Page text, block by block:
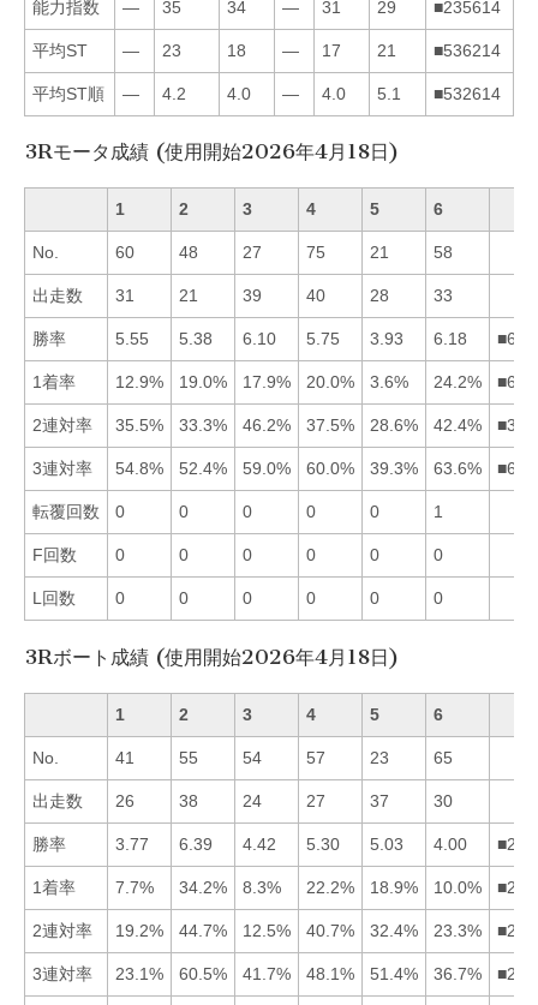
能力指数 — 35 34 — 31 29 ■235614
平均ST — 23 18 — 17 21 ■536214
平均ST順 — 4.2 4.0 — 4.0 5.1 ■532614
3Rモータ成績 (使用開始2026年4月18日)
1 2 3 4 5 6
No. 60 48 27 75 21 58
出走数 31 21 39 40 28 33
勝率 5.55 5.38 6.10 5.75 3.93 6.18
1着率 12.9% 19.0% 17.9% 20.0% 3.6% 24.2%
2連対率 35.5% 33.3% 46.2% 37.5% 28.6% 42.4%
3連対率 54.8% 52.4% 59.0% 60.0% 39.3% 63.6%
転覆回数 0 0 0 0 0 1
F回数 0 0 0 0 0 0
L回数 0 0 0 0 0 0
3Rボート成績 (使用開始2026年4月18日)
1 2 3 4 5 6
No. 41 55 54 57 23 65
出走数 26 38 24 27 37 30
勝率 3.77 6.39 4.42 5.30 5.03 4.00
1着率 7.7% 34.2% 8.3% 22.2% 18.9% 10.0%
2連対率 19.2% 44.7% 12.5% 40.7% 32.4% 23.3%
3連対率 23.1% 60.5% 41.7% 48.1% 51.4% 36.7%